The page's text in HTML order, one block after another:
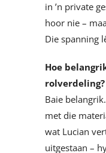
in ’n private
hoor nie –
Die spanning
Hoe
rolverdeling?
Baie
met die
wat Lucian
uitgestaan –